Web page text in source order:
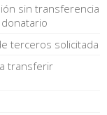
sin transferencia
terceros solicitada
transferir